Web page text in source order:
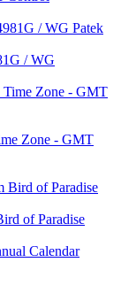
Patek
/ WG
Zone - GMT
of Paradise